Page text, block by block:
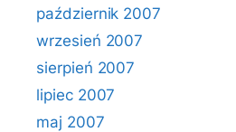
październik 2007
wrzesień 2007
sierpień 2007
lipiec 2007
maj 2007